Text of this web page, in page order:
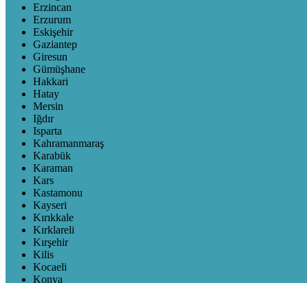
Erzincan
Erzurum
Eskişehir
Gaziantep
Giresun
Gümüşhane
Hakkari
Hatay
Mersin
Iğdır
Isparta
Kahramanmaraş
Karabük
Karaman
Kars
Kastamonu
Kayseri
Kırıkkale
Kırklareli
Kırşehir
Kilis
Kocaeli
Konya